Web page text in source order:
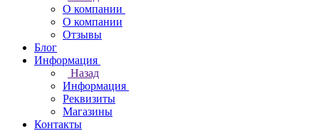
О компании
О компании
Отзывы
Блог
Информация
Назад
Информация
Реквизиты
Магазины
Контакты